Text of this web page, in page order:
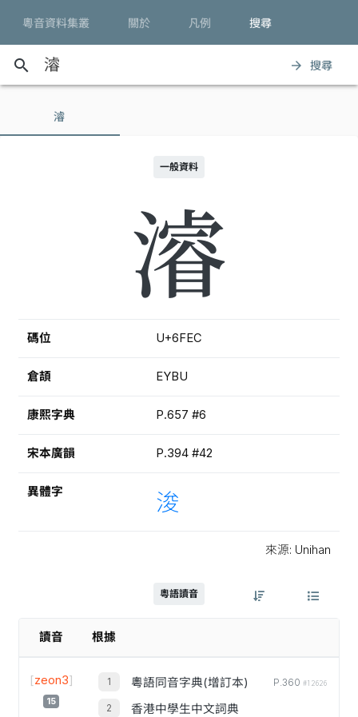
粵音資料集叢 關於 凡例 搜尋
search arrow_forward 搜尋
濬
一般資料
濬
碼位 U+6FEC
倉頡 EYBU
康熙字典 P.657 #6
宋本廣韻 P.394 #42
異體字 浚
來源: Unihan
粵語讀音
讀音 根據
[zeon3]
15
粵語同音字典(增訂本) P.360 #12626
香港中學生中文詞典